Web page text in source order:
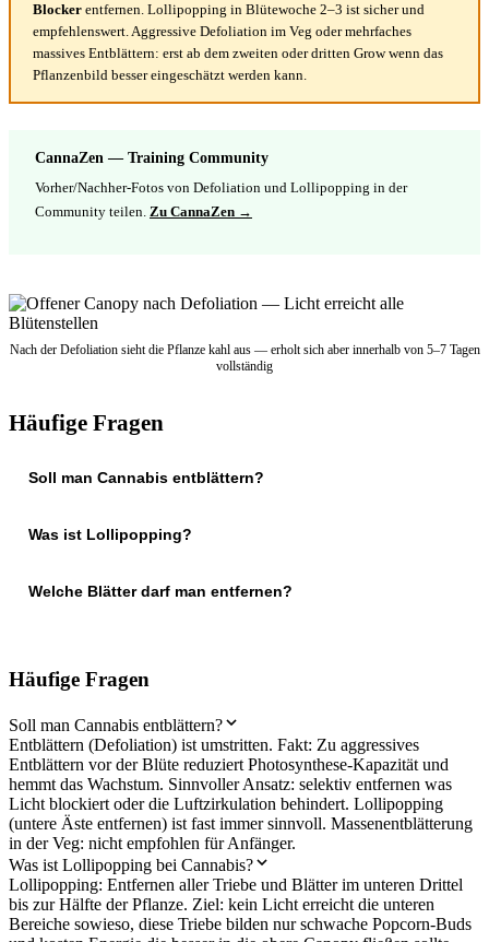
Blocker entfernen. Lollipopping in Blütewoche 2–3 ist sicher und
empfehlenswert. Aggressive Defoliation im Veg oder mehrfaches
massives Entblättern: erst ab dem zweiten oder dritten Grow wenn das
Pflanzenbild besser eingeschätzt werden kann.
CannaZen — Training Community
Vorher/Nachher-Fotos von Defoliation und Lollipopping in der
Community teilen. Zu CannaZen →
Nach der Defoliation sieht die Pflanze kahl aus — erholt sich aber innerhalb von 5–7 Tagen
vollständig
Häufige Fragen
Soll man Cannabis entblättern?
Was ist Lollipopping?
Welche Blätter darf man entfernen?
Häufige Fragen
Soll man Cannabis entblättern?
Entblättern (Defoliation) ist umstritten. Fakt: Zu aggressives
Entblättern vor der Blüte reduziert Photosynthese-Kapazität und
hemmt das Wachstum. Sinnvoller Ansatz: selektiv entfernen was
Licht blockiert oder die Luftzirkulation behindert. Lollipopping
(untere Äste entfernen) ist fast immer sinnvoll. Massenentblätterung
in der Veg: nicht empfohlen für Anfänger.
Was ist Lollipopping bei Cannabis?
Lollipopping: Entfernen aller Triebe und Blätter im unteren Drittel
bis zur Hälfte der Pflanze. Ziel: kein Licht erreicht die unteren
Bereiche sowieso, diese Triebe bilden nur schwache Popcorn-Buds